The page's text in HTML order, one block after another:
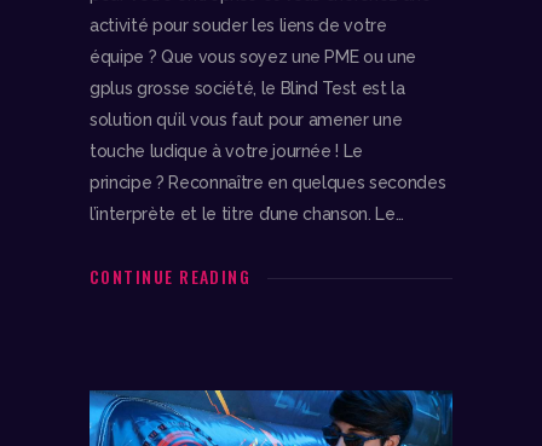
activité pour souder les liens de votre
équipe ? Que vous soyez une PME ou une
gplus grosse société, le Blind Test est la
solution qu’il vous faut pour amener une
touche ludique à votre journée ! Le
principe ? Reconnaître en quelques secondes
l’interprète et le titre d’une chanson. Le…
CONTINUE READING